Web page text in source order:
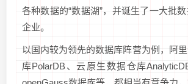
各种数据的“数据湖”，并诞生了一大批
企业。
以国内较为领先的数据库阵营为例，阿
库PolarDB、云原生数据仓库